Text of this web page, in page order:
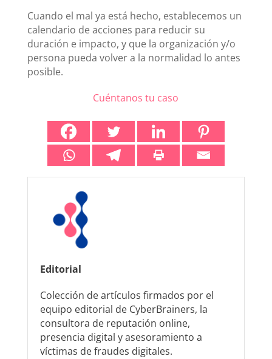
Cuando el mal ya está hecho, establecemos un
calendario de acciones para reducir su
duración e impacto, y que la organización y/o
persona pueda volver a la normalidad lo antes
posible.
Cuéntanos tu caso
Editorial
Colección de artículos firmados por el
equipo editorial de CyberBrainers, la
consultora de reputación online,
presencia digital y asesoramiento a
víctimas de fraudes digitales.